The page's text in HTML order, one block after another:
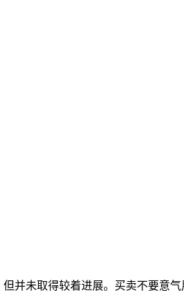
未取得较着进展。买卖不要意